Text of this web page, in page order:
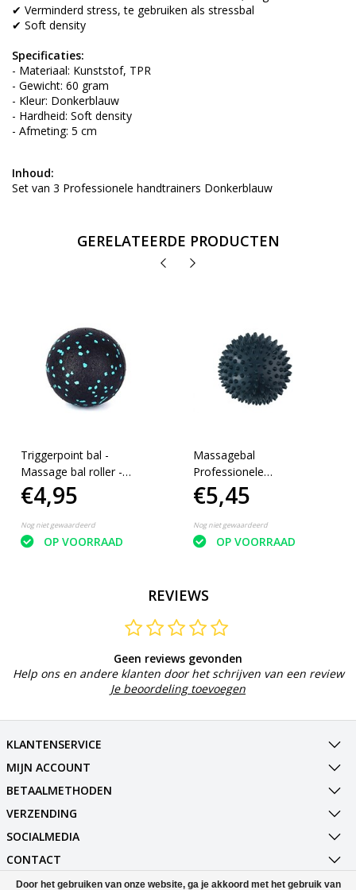
✔ Verminderd stress, te gebruiken als stressbal
✔ Soft density
Specificaties:
- Materiaal: Kunststof, TPR
- Gewicht: 60 gram
- Kleur: Donkerblauw
- Hardheid: Soft density
- Afmeting: 5 cm
Inhoud:
Set van 3 Professionele handtrainers Donkerblauw
GERELATEERDE PRODUCTEN
Triggerpoint bal -
Massage bal roller -
Oefenroller - Assorti
€4,95
Nog niet gewaardeerd
OP VOORRAAD
Massagebal
Professionele
Triggerpoint Bal – 9cm
Hoge Dichtheid
Massagestekels –
Lacrossebal – Antraciet
€5,45
Nog niet gewaardeerd
OP VOORRAAD
REVIEWS
Geen reviews gevonden
Help ons en andere klanten door het schrijven van een review
Je beoordeling toevoegen
KLANTENSERVICE
MIJN ACCOUNT
BETAALMETHODEN
VERZENDING
SOCIALMEDIA
CONTACT
Door het gebruiken van onze website, ga je akkoord met het gebruik van